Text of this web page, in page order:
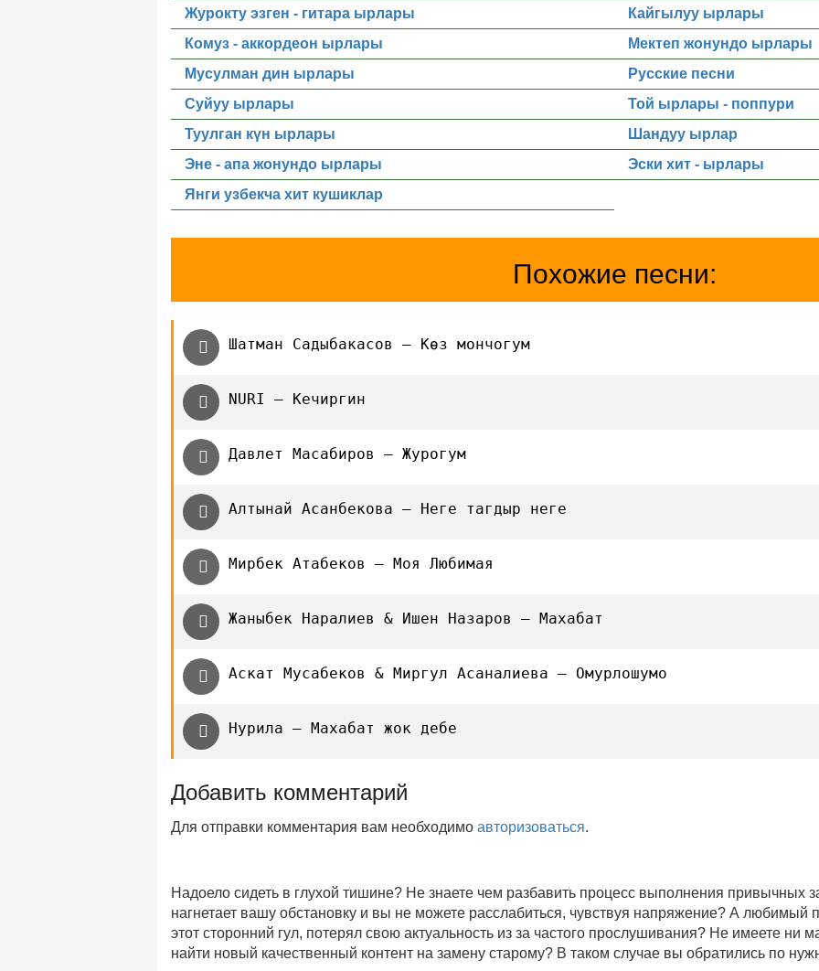
Журокту эзген - гитара ырлары
Кайгылуу ырлары
Комуз - аккордеон ырлары
Мектеп жонундо ырлары
Мусулман дин ырлары
Русские песни
Суйуу ырлары
Той ырлары - поппури
Туулган күн ырлары
Шандуу ырлар
Эне - апа жонундо ырлары
Эски хит - ырлары
Янги узбекча хит кушиклар
Похожие песни:
Шатман Садыбакасов — Көз мончогум
NURI — Кечиргин
Давлет Масабиров — Журогум
Алтынай Асанбекова — Неге тагдыр неге
Мирбек Атабеков — Моя Любимая
Жаныбек Наралиев & Ишен Назаров — Махабат
Аскат Мусабеков & Миргул Асаналиева — Омурлошумо
Нурила — Махабат жок дебе
Добавить комментарий
Для отправки комментария вам необходимо авторизоваться.
Надоело сидеть в глухой тишине? Не знаете чем разбавить процесс выполнения
нагнетает вашу обстановку и вы не можете расслабиться, чувствуя напряжение? А любимый
этот сторонний гул, потерял свою актуальность из за частого прослушивания? Не имеете ни
найти новый качественный контент на замену старому? В таком случае вы обратились по